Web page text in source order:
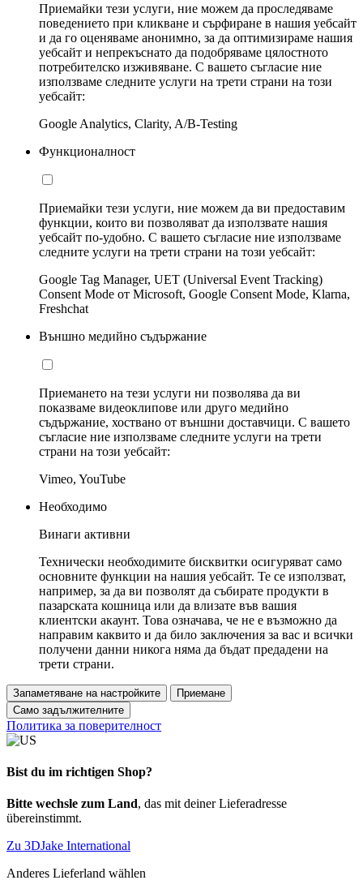
Приемайки тези услуги, ние можем да проследяваме
поведението при кликване и сърфиране в нашия уебсайт
и да го оценяваме анонимно, за да оптимизираме нашия
уебсайт и непрекъснато да подобряваме цялостното
потребителско изживяване. С вашето съгласие ние
използваме следните услуги на трети страни на този
уебсайт:
Google Analytics, Clarity, A/B-Testing
Функционалност
Приемайки тези услуги, ние можем да ви предоставим
функции, които ви позволяват да използвате нашия
уебсайт по-удобно. С вашето съгласие ние използваме
следните услуги на трети страни на този уебсайт:
Google Tag Manager, UET (Universal Event Tracking)
Consent Mode от Microsoft, Google Consent Mode, Klarna,
Freshchat
Външно медийно съдържание
Приемането на тези услуги ни позволява да ви
показваме видеоклипове или друго медийно
съдържание, хоствано от външни доставчици. С вашето
съгласие ние използваме следните услуги на трети
страни на този уебсайт:
Vimeo, YouTube
Необходимо
Винаги активни
Технически необходимите бисквитки осигуряват само
основните функции на нашия уебсайт. Те се използват,
например, за да ви позволят да събирате продукти в
пазарската кошница или да влизате във вашия
клиентски акаунт. Това означава, че не е възможно да
направим каквито и да било заключения за вас и всички
получени данни никога няма да бъдат предадени на
трети страни.
Запаметяване на настройките
Приемане
Само задължителните
Политика за поверителност
Bist du im richtigen Shop?
Bitte wechsle zum Land, das mit deiner Lieferadresse
übereinstimmt.
Zu 3DJake International
Anderes Lieferland wählen